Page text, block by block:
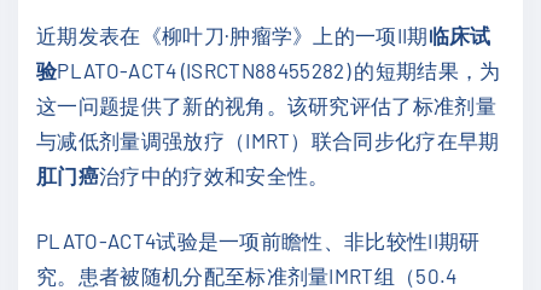
近期发表在《柳叶刀·肿瘤学》上的一项II期临床试
验PLATO-ACT4 (ISRCTN88455282) 的短期结果，为
这一问题提供了新的视角。该研究评估了标准剂量
与减低剂量调强放疗（IMRT）联合同步化疗在早期
肛门癌治疗中的疗效和安全性。
PLATO-ACT4试验是一项前瞻性、非比较性II期研
究。患者被随机分配至标准剂量IMRT组（50.4